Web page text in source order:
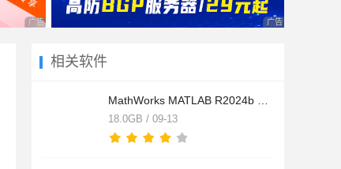
广告 商业广告，理性选择 广告 商业广告，理
相关软件
18.0GB / 09-13